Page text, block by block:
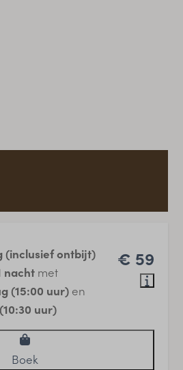
€ 59
(inclusief ontbijt)
nacht met
(15:00 uur) en
uur)
Boek